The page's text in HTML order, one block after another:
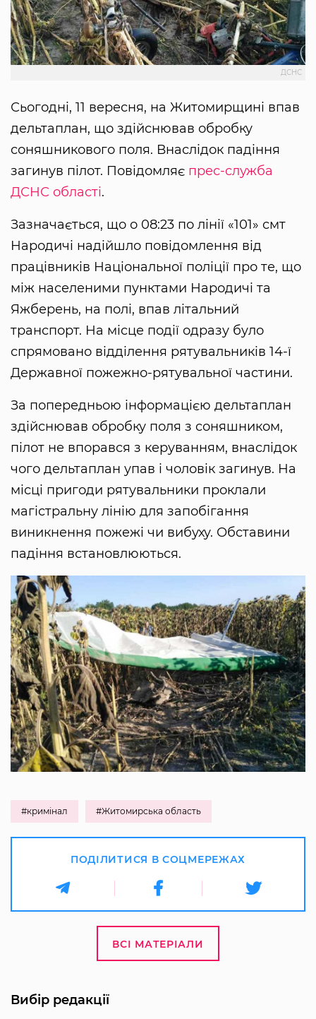
ДСНС
Сьогодні, 11 вересня, на Житомирщині впав
дельтаплан, що здійснював обробку
соняшникового поля. Внаслідок падіння
загинув пілот. Повідомляє прес-служба
ДСНС області.
Зазначається, що о 08:23 по лінії «101» смт
Народичі надійшло повідомлення від
працівників Національної поліції про те, що
між населеними пунктами Народичі та
Яжберень, на полі, впав літальний
транспорт. На місце події одразу було
спрямовано відділення рятувальників 14-ї
Державної пожежно-рятувальної частини.
За попередньою інформацією дельтаплан
здійснював обробку поля з соняшником,
пілот не впорався з керуванням, внаслідок
чого дельтаплан упав і чоловік загинув. На
місці пригоди рятувальники проклали
магістральну лінію для запобігання
виникнення пожежі чи вибуху. Обставини
падіння встановлюються.
#кримінал #Житомирська область
ПОДІЛИТИСЯ В СОЦМЕРЕЖАХ
ВСІ МАТЕРІАЛИ
Вибір редакції